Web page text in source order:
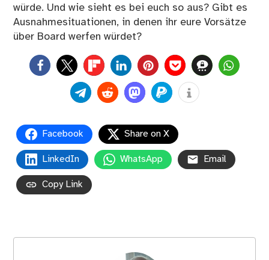
würde. Und wie sieht es bei euch so aus? Gibt es
Ausnahmesituationen, in denen ihr eure Vorsätze
über Board werfen würdet?
0
Facebook Share on X
LinkedIn WhatsApp Email
Copy Link